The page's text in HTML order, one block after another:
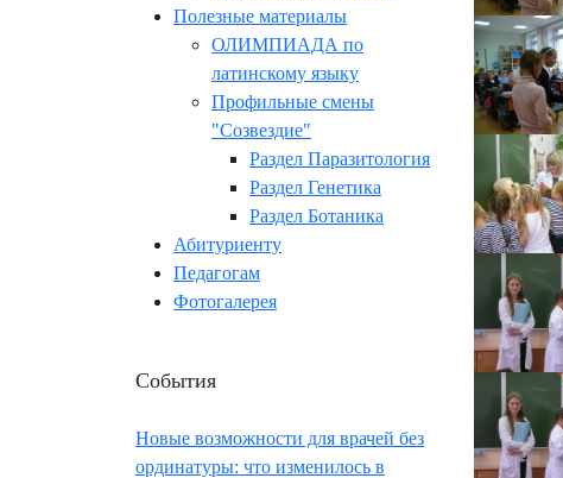
Полезные материалы
ОЛИМПИАДА по
латинскому языку
Профильные смены
"Созвездие"
Раздел Паразитология
Раздел Генетика
Раздел Ботаника
Абитуриенту
Педагогам
Фотогалерея
События
Новые возможности для врачей без
ординатуры: что изменилось в